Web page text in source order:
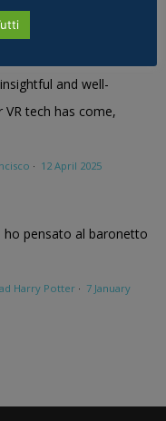
and well-
VR tech has come,
· 12 April 2025
pensato al baronetto
Harry Potter · 7 January